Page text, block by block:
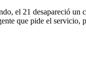
el 21 desapareció
que pide el